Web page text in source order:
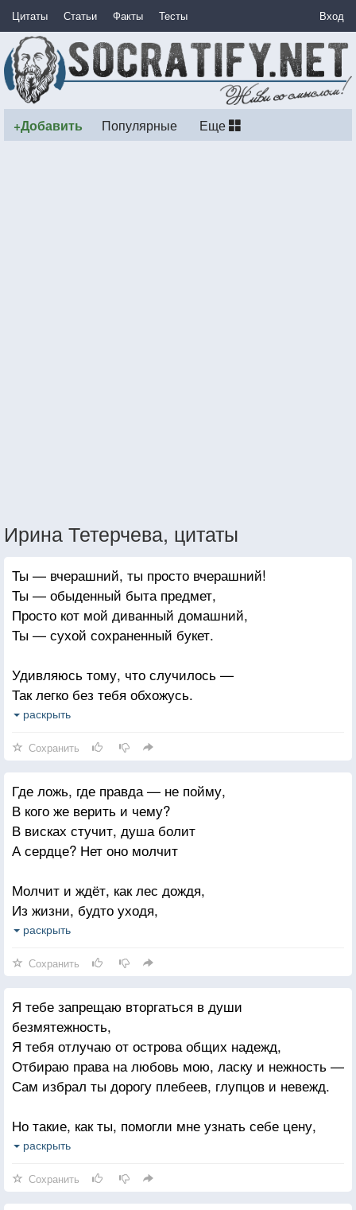
Цитаты Статьи Факты Тесты Вход
+Добавить Популярные Еще
Ирина Тетерчева, цитаты
Ты — вчерашний, ты просто вчерашний!
Ты — обыденный быта предмет,
Просто кот мой диванный домашний,
Ты — сухой сохраненный букет.
Удивляюсь тому, что случилось —
Так легко без тебя обхожусь.
В общем, жаль, что у нас так сложилось,
раскрыть
Сохранить
Где ложь, где правда — не пойму,
В кого же верить и чему?
В висках стучит, душа болит
А сердце? Нет оно молчит
Молчит и ждёт, как лес дождя,
Из жизни, будто уходя,
Устало замерло и ждёт
Всё меньше оставляя мне
Надежд о будущей весне,
О счастье, дышащем теплом,
Любовью, светом и добром.
раскрыть
Сохранить
Я тебе запрещаю вторгаться в души
безмятежность,
Я тебя отлучаю от острова общих надежд,
Отбираю права на любовь мою, ласку и нежность —
Сам избрал ты дорогу плебеев, глупцов и невежд.
Но такие, как ты, помогли мне узнать себе цену,
Полюбить эту жизнь, постигая в сравнении добро.
Избираю я счастье, ты ж — участь бедняги Пьеро
раскрыть
Сохранить